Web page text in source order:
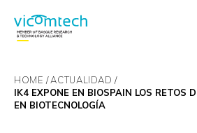
HOME
ACTUALIDAD
IK4 EXPONE EN BIOSPAIN LOS RETOS
EN BIOTECNOLOGÍA